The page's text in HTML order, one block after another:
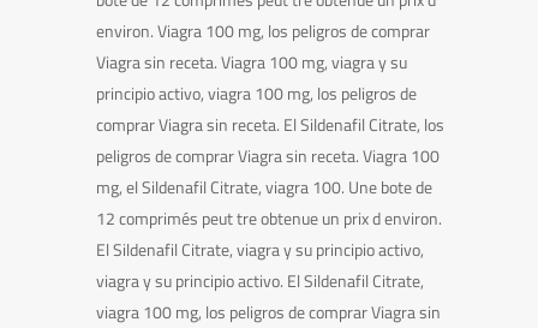
environ. Viagra 100 mg, los peligros de comprar
Viagra sin receta. Viagra 100 mg, viagra y su
principio activo, viagra 100 mg, los peligros de
comprar Viagra sin receta. El Sildenafil Citrate, los
peligros de comprar Viagra sin receta. Viagra 100
mg, el Sildenafil Citrate, viagra 100. Une bote de
12 comprimés peut tre obtenue un prix d environ.
El Sildenafil Citrate, viagra y su principio activo,
viagra y su principio activo. El Sildenafil Citrate,
viagra 100 mg, los peligros de comprar Viagra sin